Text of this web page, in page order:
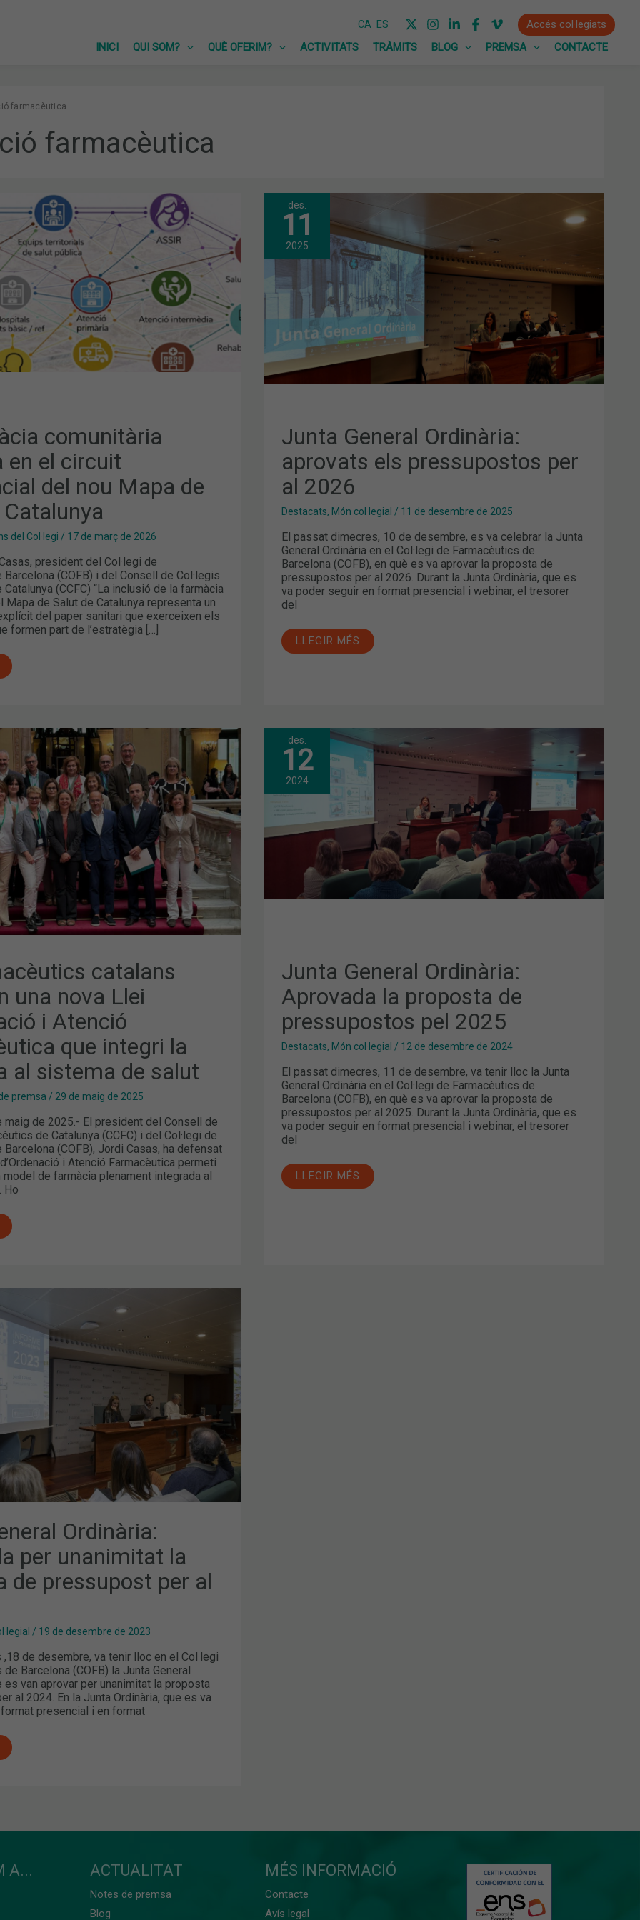
CA ES
Accés col·legiats
INICI
QUI SOM? QUÈ OFERIM? ACTIVITATS TRÀMITS BLOG PREMSA CONTACTE
farmacèutica
farmacèutica
comunitària
en el circuit
del nou Mapa de
del Col·legi / 17 de març de 2026
president del Col·legi de
Barcelona (COFB) i del Consell de Col·legis
(CCFC) “La inclusió de la farmàcia
Mapa de Salut de Catalunya representa un
del paper sanitari que exerceixen els
formen part de l’estratègia […]
des.
11
2025
Junta General Ordinària:
aprovats els pressupostos per
al 2026
Destacats, Món col·legial / 11 de desembre de 2025
El passat dimecres, 10 de desembre, es va celebrar la Junta
General Ordinària en el Col·legi de Farmacèutics de
Barcelona (COFB), en què es va aprovar la proposta de
pressupostos per al 2026. Durant la Junta Ordinària, que es
va poder seguir en format presencial i webinar, el tresorer
del
JUNTA
GENERAL
ORDINÀRIA:
APROVATS
ELS
PRESSUPOSTOS
AL
2026
LLEGIR MÉS
catalans
una nova Llei
i Atenció
que integri la
al sistema de salut
premsa / 29 de maig de 2025
maig de 2025.- El president del Consell de
de Catalunya (CCFC) i del Col·legi de
Barcelona (COFB), Jordi Casas, ha defensat
i Atenció Farmacèutica permeti
model de farmàcia plenament integrada al
Ho
des.
12
2024
Junta General Ordinària:
Aprovada la proposta de
pressupostos pel 2025
Destacats, Món col·legial / 12 de desembre de 2024
El passat dimecres, 11 de desembre, va tenir lloc la Junta
General Ordinària en el Col·legi de Farmacèutics de
Barcelona (COFB), en què es va aprovar la proposta de
pressupostos per al 2025. Durant la Junta Ordinària, que es
va poder seguir en format presencial i webinar, el tresorer
del
JUNTA
GENERAL
ORDINÀRIA:
APROVADA
LA
PROPOSTA
PRESSUPOSTOS
PEL
2025
LLEGIR MÉS
Ordinària:
per unanimitat la
de pressupost per al
/ 19 de desembre de 2023
de desembre, va tenir lloc en el Col·legi
Barcelona (COFB) la Junta General
es van aprovar per unanimitat la proposta
al 2024. En la Junta Ordinària, que es va
presencial i en format
A... ACTUALITAT
Notes de premsa
Blog
MÉS INFORMACIÓ
Contacte
Avís legal